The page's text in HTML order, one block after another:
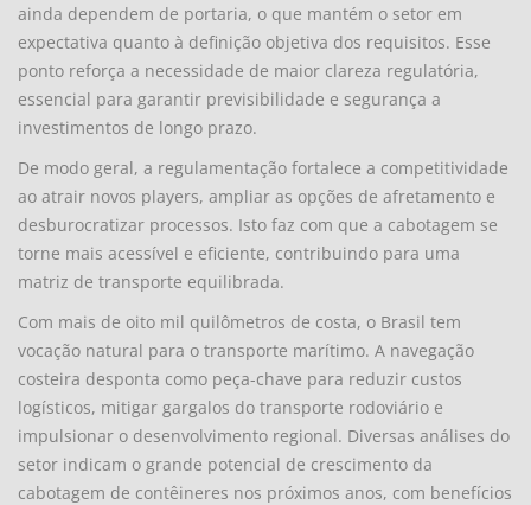
ainda dependem de portaria, o que mantém o setor em
expectativa quanto à definição objetiva dos requisitos. Esse
ponto reforça a necessidade de maior clareza regulatória,
essencial para garantir previsibilidade e segurança a
investimentos de longo prazo.
De modo geral, a regulamentação fortalece a competitividade
ao atrair novos players, ampliar as opções de afretamento e
desburocratizar processos. Isto faz com que a cabotagem se
torne mais acessível e eficiente, contribuindo para uma
matriz de transporte equilibrada.
Com mais de oito mil quilômetros de costa, o Brasil tem
vocação natural para o transporte marítimo. A navegação
costeira desponta como peça-chave para reduzir custos
logísticos, mitigar gargalos do transporte rodoviário e
impulsionar o desenvolvimento regional. Diversas análises do
setor indicam o grande potencial de crescimento da
cabotagem de contêineres nos próximos anos, com benefícios